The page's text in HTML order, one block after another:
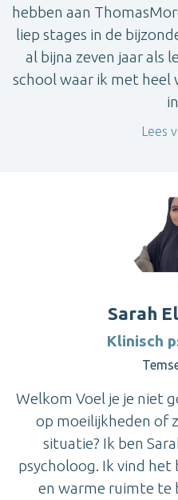
hebben aan
liep stages in de
al bijna zeven jaar als
school waar ik met heel
Lees
Sarah
Klinisch
Welkom Voel je je niet
op moeilijkheden of
situatie? Ik ben
psycholoog. Ik vind het
en warme ruimte te